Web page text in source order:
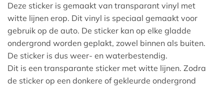
Deze sticker is gemaakt van transparant vinyl met
witte lijnen erop. Dit vinyl is speciaal gemaakt voor
gebruik op de auto. De sticker kan op elke gladde
ondergrond worden geplakt, zowel binnen als buiten.
De sticker is dus weer- en waterbestendig.
Dit is een transparante sticker met witte lijnen. Zodra
de sticker op een donkere of gekleurde ondergrond